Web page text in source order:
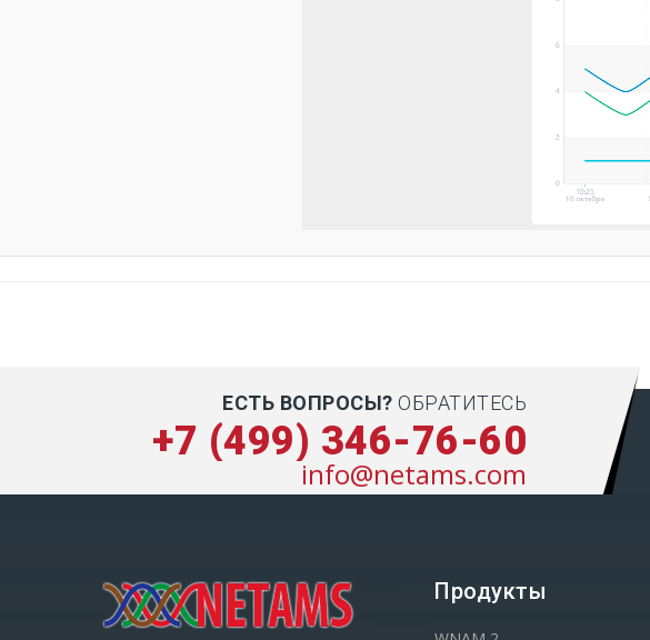
ЕСТЬ ВОПРОСЫ? ОБРАТИТЕСЬ
+7 (499) 346-76-60
info@netams.com
Продукты